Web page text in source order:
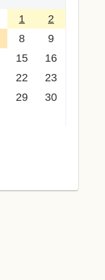
1
2
8
9
15
16
22
23
29
30